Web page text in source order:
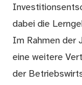
dabei die
Im Rahmen der
eine weitere
der